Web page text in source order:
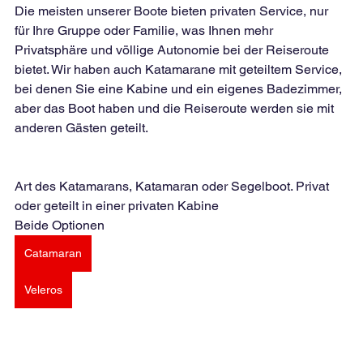
Die meisten unserer Boote bieten privaten Service, nur
für Ihre Gruppe oder Familie, was Ihnen mehr
Privatsphäre und völlige Autonomie bei der Reiseroute
bietet. Wir haben auch Katamarane mit geteiltem Service,
bei denen Sie eine Kabine und ein eigenes Badezimmer,
aber das Boot haben und die Reiseroute werden sie mit
anderen Gästen geteilt.
Art des Katamarans, Katamaran oder Segelboot. Privat
oder geteilt in einer privaten Kabine
Beide Optionen
Catamaran
Veleros